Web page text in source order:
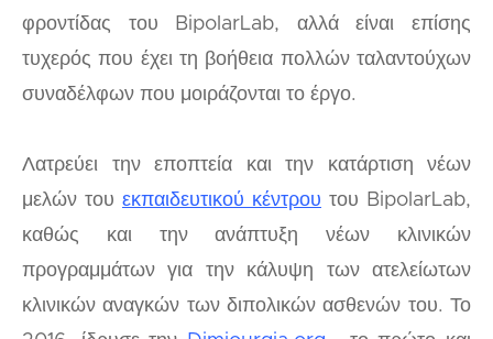
φροντίδας του BipolarLab, αλλά είναι επίσης
τυχερός που έχει τη βοήθεια πολλών ταλαντούχων
συναδέλφων που μοιράζονται το έργο.
Λατρεύει την εποπτεία και την κατάρτιση νέων
μελών του εκπαιδευτικού κέντρου του BipolarLab,
καθώς και την ανάπτυξη νέων κλινικών
προγραμμάτων για την κάλυψη των ατελείωτων
κλινικών αναγκών των διπολικών ασθενών του. Το